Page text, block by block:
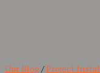
Our Blog/ Project